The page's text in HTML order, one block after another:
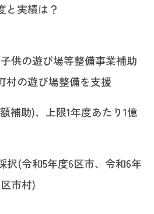
と実績は？
供の遊び場等整備事業補助
村の遊び場整備を支援
補助)、上限1年度あたり1億
択(令和5年度6区市、令和6年
市村)